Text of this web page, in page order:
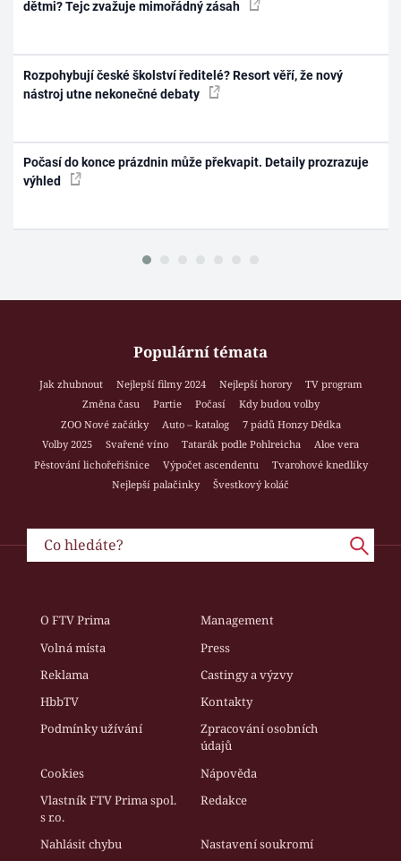
dětmi? Tejc zvažuje mimořádný zásah
Rozpohybují české školství ředitelé? Resort věří, že nový
nástroj utne nekonečné debaty
Počasí do konce prázdnin může překvapit. Detaily prozrazuje
výhled
Populární témata
Jak zhubnout Nejlepší filmy 2024 Nejlepší horory
TV program
Změna času
Partie Počasí
Kdy budou volby
ZOO Nové začátky
Auto – katalog
7 pádů Honzy Dědka
Volby 2025
Svařené víno Tatarák podle Pohlreicha
Aloe vera
Pěstování lichořeřišnice
Výpočet ascendentu
Tvarohové knedlíky
Nejlepší palačinky
Švestkový koláč
O FTV Prima
Management
Volná místa
Press
Reklama
Castingy a výzvy
HbbTV
Kontakty
Podmínky užívání
Zpracování osobních
údajů
Cookies
Nápověda
Vlastník FTV Prima spol.
s r.o.
Redakce
Nahlásit chybu Nastavení soukromí